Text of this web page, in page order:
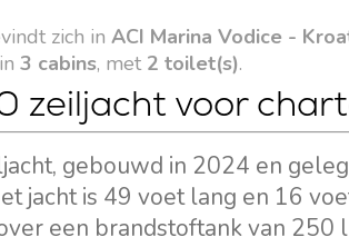
zich in ACI Marina Vodice -
in 3 cabins, met 2 toilet(s).
zeiljacht voor
gebouwd in 2024 en
jacht is 49 voet lang en 16
een brandstoftank van